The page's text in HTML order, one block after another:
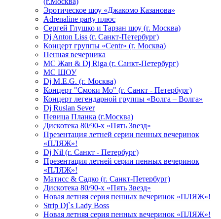
Эротическое шоу «Джакомо Казанова»
Adrenaline party плюс
Сергей Глушко и Тарзан шоу (г. Москва)
Dj Anton Liss (г. Санкт-Петербург)
Концерт группы «Centr» (г. Москва)
Пенная вечерника
МС Жан & Dj Riga (г. Санкт-Петербург)
МС ШОУ
Dj M.E.G. (г. Москва)
Концерт "Смоки Мо" (г. Санкт - Петербург)
Концерт легендарной группы «Волга – Волга»
Dj Ruslan Sever
Певица Планка (г.Москва)
Дискотека 80/90-х «Пять Звезд»
Презентация летней серии пенных вечеринок
«ПЛЯЖ»!
Dj Nil (г. Санкт - Петербург)
Презентация летней серии пенных вечеринок
«ПЛЯЖ»!
Матисс & Садко (г. Санкт-Петербург)
Дискотека 80/90-х «Пять Звезд»
Новая летняя серия пенных вечеринок «ПЛЯЖ»!
Strip Dj`s Lady Boss
Новая летняя серия пенных вечеринок «ПЛЯЖ»!